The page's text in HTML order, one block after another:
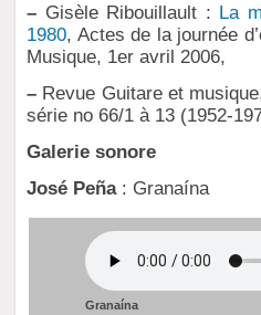
– Gisèle Ribouillault : La
1980, Actes de la journée
Musique, 1er avril 2006,
– Revue Guitare et
série no 66/1 à 13 (1952-
Galerie sonore
José Peña: Granaína
Granaína